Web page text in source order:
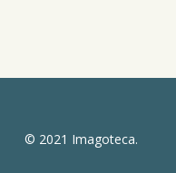
© 2021 Imagoteca.